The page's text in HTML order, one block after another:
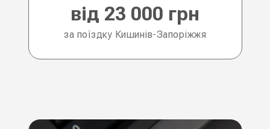
за поїздку Кишинів-Запоріжжя
від 23 000 грн